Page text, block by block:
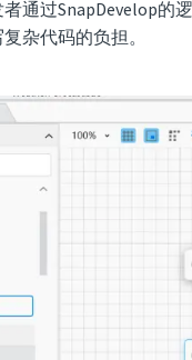
通过SnapDevelop
杂代码的负担。